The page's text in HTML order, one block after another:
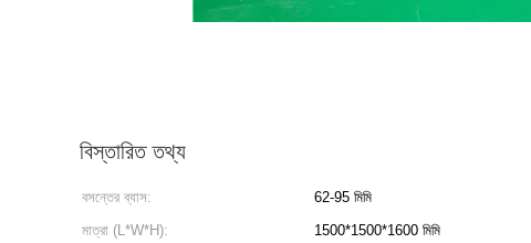
বিস্তারিত তথ্য
বসন্তের ব্যাস: 62-95 মিমি
মাত্রা (L*W*H):
1500*1500*1600 মিমি